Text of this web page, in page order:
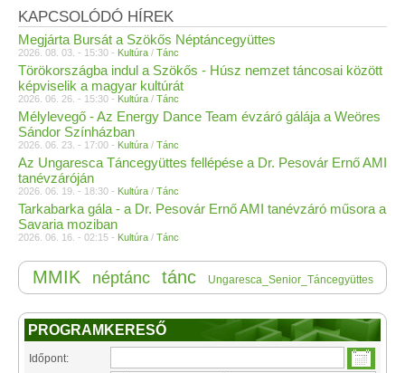
KAPCSOLÓDÓ HÍREK
Megjárta Bursát a Szökős Néptáncegyüttes
2026. 08. 03. - 15:30 - Kultúra / Tánc
Törökországba indul a Szökős - Húsz nemzet táncosai között
képviselik a magyar kultúrát
2026. 06. 26. - 15:30 - Kultúra / Tánc
Mélylevegő - Az Energy Dance Team évzáró gálája a Weöres
Sándor Színházban
2026. 06. 23. - 17:00 - Kultúra / Tánc
Az Ungaresca Táncegyüttes fellépése a Dr. Pesovár Ernő AMI
tanévzáróján
2026. 06. 19. - 18:30 - Kultúra / Tánc
Tarkabarka gála - a Dr. Pesovár Ernő AMI tanévzáró műsora a
Savaria moziban
2026. 06. 16. - 02:15 - Kultúra / Tánc
MMIK néptánc tánc Ungaresca_Senior_Táncegyüttes
PROGRAMKERESŐ
Időpont: